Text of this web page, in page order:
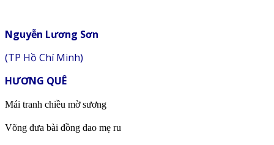
Nguyễn Lương Sơn
(TP Hồ Chí Minh)
HƯƠNG QUÊ
Mái tranh chiều mờ sương
Võng đưa bài đồng dao mẹ ru